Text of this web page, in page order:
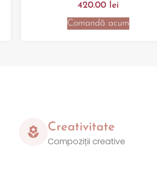
420.00 lei
Comandă acum
Creativitate
Compoziții creative